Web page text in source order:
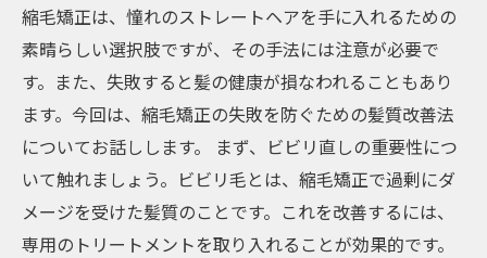
縮毛矯正は、憧れのストレートヘアを手に入れるための
素晴らしい選択肢ですが、その手法には注意が必要で
す。また、失敗すると髪の健康が損なわれることもあり
ます。今回は、縮毛矯正の失敗を防ぐための髪質改善法
についてお話しします。 まず、ビビリ直しの重要性につ
いて触れましょう。ビビリ毛とは、縮毛矯正で過剰にダ
メージを受けた髪質のことです。これを改善するには、
専用のトリートメントを取り入れることが効果的です。